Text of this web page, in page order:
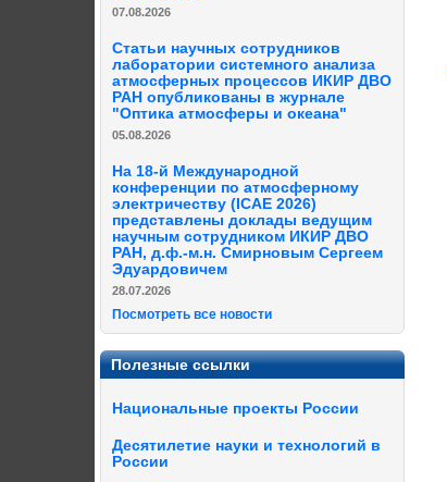
07.08.2026
Статьи научных сотрудников
лаборатории системного анализа
атмосферных процессов ИКИР ДВО
РАН опубликованы в журнале
"Оптика атмосферы и океана"
05.08.2026
На 18-й Международной
конференции по атмосферному
электричеству (ICAE 2026)
представлены доклады ведущим
научным сотрудником ИКИР ДВО
РАН, д.ф.-м.н. Смирновым Сергеем
Эдуардовичем
28.07.2026
Посмотреть все новости
Полезные ссылки
Национальные проекты России
Десятилетие науки и технологий в
России